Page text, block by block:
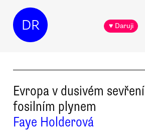
DR ♥ Daruji
Evropa v dusivém sevření
fosilním plynem
Faye Holderová